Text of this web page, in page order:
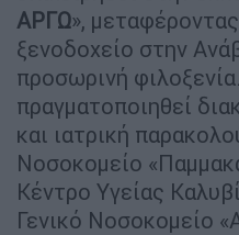
ΑΡΓΩ»,
ξενοδοχείο στην
προσωρινή
πραγματοποιηθεί
και ιατρική
Νοσοκομείο
Κέντρο Υγείας
Γενικό Νοσοκομείο